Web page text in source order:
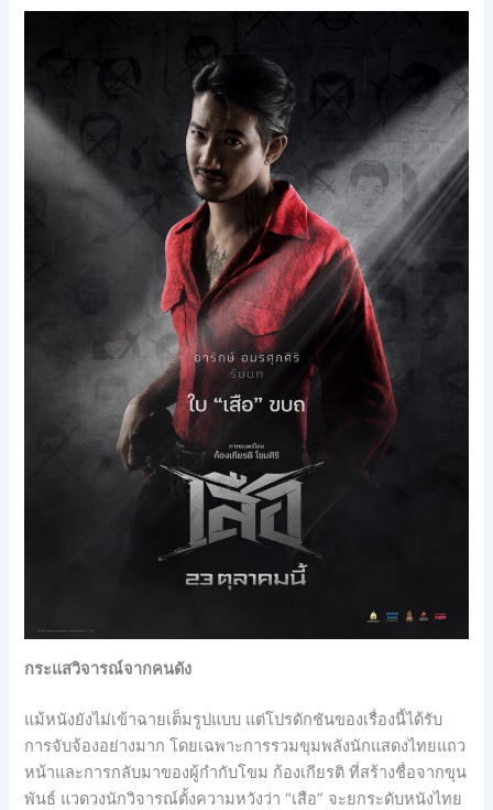
กระแสวิจารณ์จากคนดัง
แม้หนังยังไม่เข้าฉายเต็มรูปแบบ แต่โปรดักชันของเรื่องนี้ได้รับ
การจับจ้องอย่างมาก โดยเฉพาะการรวมขุมพลังนักแสดงไทยแถว
หน้าและการกลับมาของผู้กำกับโขม ก้องเกียรติ ที่สร้างชื่อจากขุน
พันธ์ แวดวงนักวิจารณ์ตั้งความหวังว่า “เสือ” จะยกระดับหนังไทย